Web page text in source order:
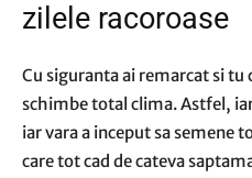
zilele racoroase
Cu siguranta ai remarcat si tu
schimbe total clima. Astfel,
iar vara a inceput sa semene
care tot cad de cateva